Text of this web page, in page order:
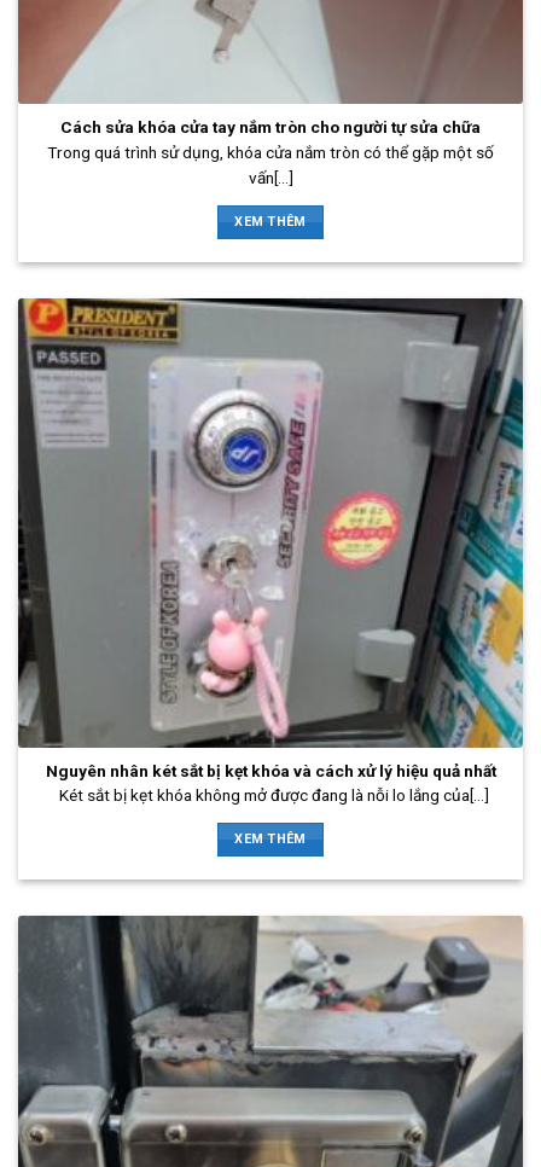
Cách sửa khóa cửa tay nắm tròn cho người tự sửa chữa
Trong quá trình sử dụng, khóa cửa nắm tròn có thể gặp một số
vấn[...]
XEM THÊM
Nguyên nhân két sắt bị kẹt khóa và cách xử lý hiệu quả nhất
Két sắt bị kẹt khóa không mở được đang là nỗi lo lắng của[...]
XEM THÊM